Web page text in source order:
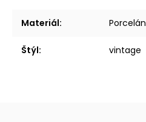
Materiál: Porcelán
Štýl: vintage